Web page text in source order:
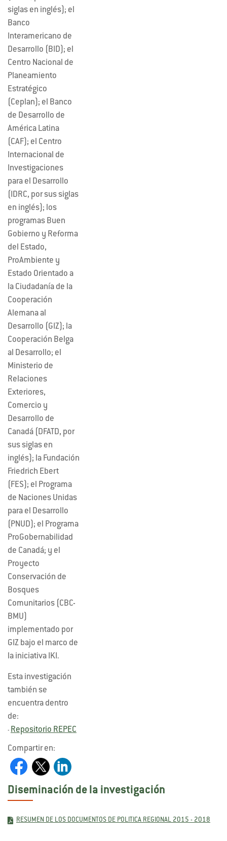
siglas en inglés); el
Banco
Interamericano de
Desarrollo (BID); el
Centro Nacional de
Planeamiento
Estratégico
(Ceplan); el Banco
de Desarrollo de
América Latina
(CAF); el Centro
Internacional de
Investigaciones
para el Desarrollo
(IDRC, por sus siglas
en inglés); los
programas Buen
Gobierno y Reforma
del Estado,
ProAmbiente y
Estado Orientado a
la Ciudadanía de la
Cooperación
Alemana al
Desarrollo (GIZ); la
Cooperación Belga
al Desarrollo; el
Ministerio de
Relaciones
Exteriores,
Comercio y
Desarrollo de
Canadá (DFATD, por
sus siglas en
inglés); la Fundación
Friedrich Ebert
(FES); el Programa
de Naciones Unidas
para el Desarrollo
(PNUD); el Programa
ProGobernabilidad
de Canadá; y el
Proyecto
Conservación de
Bosques
Comunitarios (CBC-
BMU)
implementado por
GIZ bajo el marco de
la iniciativa IKI.
Esta investigación
también se
encuentra dentro
de:
- Repositorio REPEC
Compartir en:
Diseminación de la investigación
RESUMEN DE LOS DOCUMENTOS DE POLITICA REGIONAL 2015 - 2018